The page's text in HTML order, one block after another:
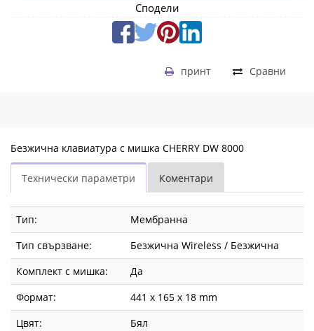
Сподели
Сравни
принт
Безжична клавиатура с мишка CHERRY DW 8000
Технически параметри Коментари
Тип:
Мембранна
Тип свързване:
Безжична Wireless / Безжична
Комплект с мишка:
Да
Формат:
441 x 165 x 18 mm
Цвят:
Бял